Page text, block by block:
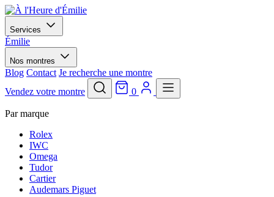
Services
Émilie
Nos montres
Blog Contact Je recherche une montre
Vendez votre montre
0
Par marque
Rolex
IWC
Omega
Tudor
Cartier
Audemars Piguet